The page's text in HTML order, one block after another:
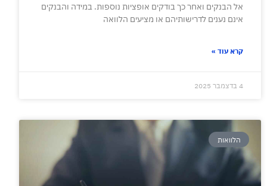
אל הבנקים ואחר כך בודקים אופציות נוספות. במידה והבנקים
אינם נענים לדרישותיהם או מציעים הלוואה
קרא עוד »
4 בדצמבר 2025
הלוואות